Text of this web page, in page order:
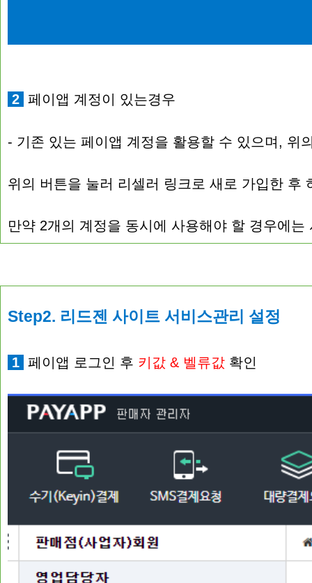
2 페이앱 계정이 있는경우
- 기존 있는 페이앱 계정을 활용할 수 있으며, 위
위의 버튼을 눌러 리셀러 링크로 새로 가입한 후
만약 2개의 계정을 동시에 사용해야 할 경우에
Step2. 리드젠 사이트 서비스관리 설정
1 페이앱 로그인 후 키값 & 벨류값 확인